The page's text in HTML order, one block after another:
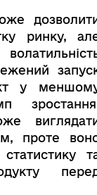
ринку,
у
проте